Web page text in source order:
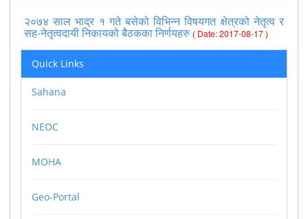
२०७४ साल भाद्र १ गते बसेको विभिन्न विषयगत क्षेत्रको नेतृत्व र
सह-नेतृत्वदायी निकायको बैठकका निर्णयहरु ( Date: 2017-08-17 )
>>view all
Quick Links
Sahana
NEOC
MOHA
Geo-Portal